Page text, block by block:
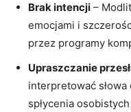
Brak intencji –
emocjami i
przez programy
Upraszczanie
interpretować
spłycenia